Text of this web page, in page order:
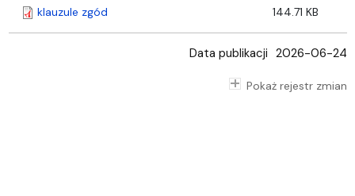
klauzule zgód 144.71 KB
Data publikacji 2026-06-24
Pokaż rejestr zmian